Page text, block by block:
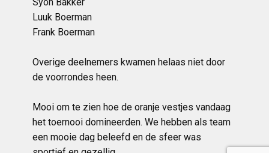
Luuk Boerman
Frank Boerman
Overige deelnemers kwamen helaas niet door
de voorrondes heen.
Mooi om te zien hoe de oranje vestjes vandaag
het toernooi domineerden. We hebben als team
een mooie dag beleefd en de sfeer was